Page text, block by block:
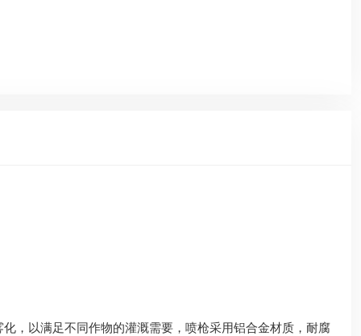
，以满足不同作物的灌溉需要，喷枪采用铝合金材质，耐腐